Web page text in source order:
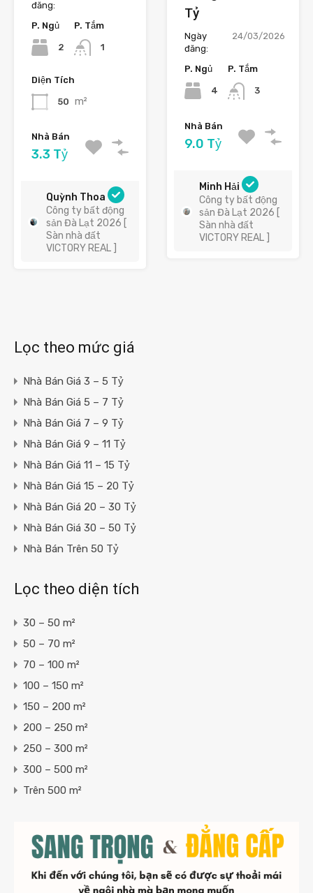
đăng:
P. Ngủ
2
P. Tắm
1
Diện Tích
50 m²
Nhà Bán
3.3 Tỷ
Quỳnh Thoa
Công ty bất động
sản Đà Lạt 2026 [
Sàn nhà đất
VICTORY REAL ]
Tỷ
Ngày
đăng:
24/03/2026
P. Ngủ
4
P. Tắm
3
Nhà Bán
9.0 Tỷ
Minh Hải
Công ty bất động
sản Đà Lạt 2026 [
Sàn nhà đất
VICTORY REAL ]
Lọc theo mức giá
Nhà Bán Giá 3 – 5 Tỷ
Nhà Bán Giá 5 – 7 Tỷ
Nhà Bán Giá 7 – 9 Tỷ
Nhà Bán Giá 9 – 11 Tỷ
Nhà Bán Giá 11 – 15 Tỷ
Nhà Bán Giá 15 – 20 Tỷ
Nhà Bán Giá 20 – 30 Tỷ
Nhà Bán Giá 30 – 50 Tỷ
Nhà Bán Trên 50 Tỷ
Lọc theo diện tích
30 – 50 m²
50 – 70 m²
70 – 100 m²
100 – 150 m²
150 – 200 m²
200 – 250 m²
250 – 300 m²
300 – 500 m²
Trên 500 m²